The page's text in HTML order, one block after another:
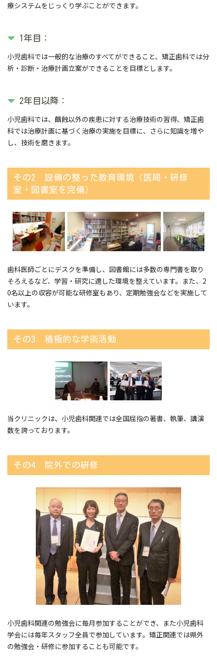
療システムをじっくり学ぶことができます。
1年目：
小児歯科では一般的な治療のすべてができること、矯正歯科では分
析・診断・治療計画立案ができることを目標とします。
2年目以降：
小児歯科では、齲蝕以外の疾患に対する治療技術の習得、矯正歯
科では治療計画に基づく治療の実施を目標に、さらに知識を増や
し、技術を磨きます。
その2 設備の整った教育環境（医局・研修
室・図書室を完備）
歯科医師ごとにデスクを準備し、図書館には多数の専門書を取り
そろえるなど、学習・研究に適した環境を整えています。また、2
0名以上の収容が可能な研修室もあり、定期勉強会などを実施して
います。
その3 積極的な学術活動
当クリニックは、小児歯科関連では全国屈指の著書、執筆、講演
数を誇っております。
その4 院外での研修
小児歯科関連の勉強会に毎月参加することができ、また小児歯科
学会には毎年スタッフ全員で参加しています。矯正関連では県外
の勉強会・研修に参加することも可能です。